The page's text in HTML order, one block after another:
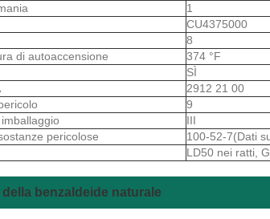
1
CU4375000
8
di autoaccensione
374 °F
SÌ
2912 21 00
9
III
pericolose
100-52-7(Dati
LD50 nei ratti,
benzaldeide naturale